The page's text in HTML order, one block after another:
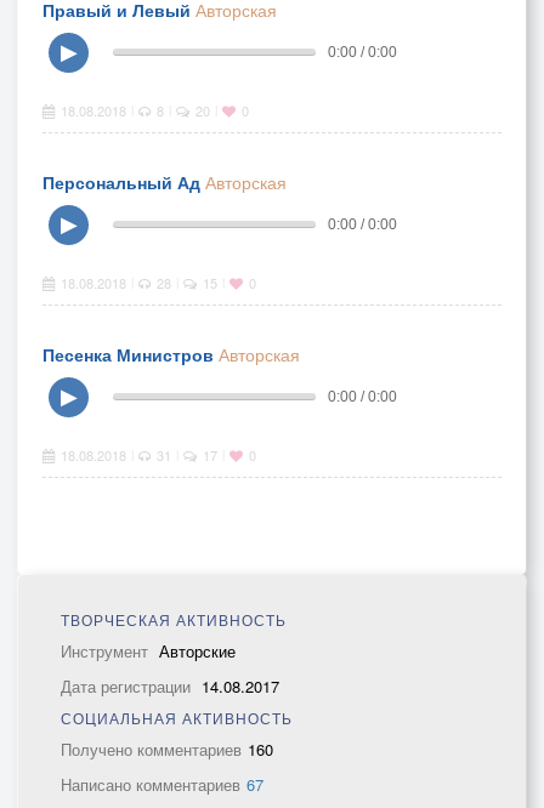
Правый и Левый Авторская
▶
0:00 / 0:00
18.08.2018 8 20 0
Персональный Ад Авторская
▶
0:00 / 0:00
18.08.2018 28 15 0
Песенка Министров Авторская
▶
0:00 / 0:00
18.08.2018 31 17 0
ТВОРЧЕСКАЯ АКТИВНОСТЬ
Инструмент Авторские
Дата регистрации 14.08.2017
СОЦИАЛЬНАЯ АКТИВНОСТЬ
Получено комментариев 160
Написано комментариев 67